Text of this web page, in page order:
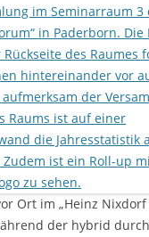
Ort im „Heinz Nixdorf
der hybrid